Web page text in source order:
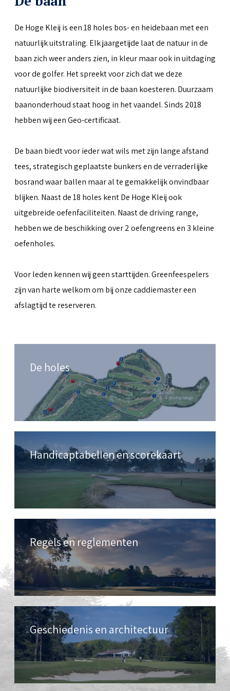
De Hoge Kleij is een 18 holes bos- en heidebaan met een
natuurlijk uitstraling. Elk jaargetijde laat de natuur in de
baan zich weer anders zien, in kleur maar ook in uitdaging
voor de golfer. Het spreekt voor zich dat we deze
natuurlijke biodiversiteit in de baan koesteren. Duurzaam
baanonderhoud staat hoog in het vaandel. Sinds 2018
hebben wij een Geo-certificaat.
De baan biedt voor ieder wat wils met zijn lange afstand
tees, strategisch geplaatste bunkers en de verraderlijke
bosrand waar ballen maar al te gemakkelijk onvindbaar
blijken. Naast de 18 holes kent De Hoge Kleij ook
uitgebreide oefenfaciliteiten. Naast de driving range,
hebben we de beschikking over 2 oefengreens en 3 kleine
oefenholes.
Voor leden kennen wij geen starttijden. Greenfeespelers
zijn van harte welkom om bij onze caddiemaster een
afslagtijd te reserveren.
De holes
Handicaptabellen en scorekaart
Regels en reglementen
Geschiedenis en architectuur